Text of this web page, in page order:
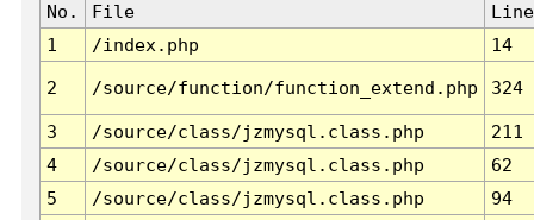
No. File
Line
1
/index.php 14
2 /source/function/function_extend.php 324
3 /source/class/jzmysql.class.php
211
4
/source/class/jzmysql.class.php
62
5
/source/class/jzmysql.class.php
94